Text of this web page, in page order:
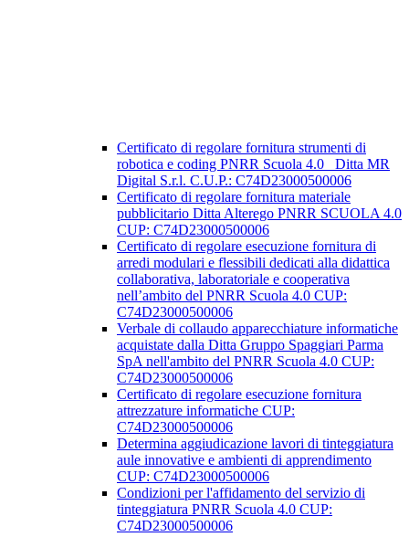
Certificato di regolare fornitura strumenti di
robotica e coding PNRR Scuola 4.0 _Ditta MR
Digital S.r.l. C.U.P.: C74D23000500006
Certificato di regolare fornitura materiale
pubblicitario Ditta Alterego PNRR SCUOLA 4.0
CUP: C74D23000500006
Certificato di regolare esecuzione fornitura di
arredi modulari e flessibili dedicati alla didattica
collaborativa, laboratoriale e cooperativa
nell’ambito del PNRR Scuola 4.0 CUP:
C74D23000500006
Verbale di collaudo apparecchiature informatiche
acquistate dalla Ditta Gruppo Spaggiari Parma
SpA nell'ambito del PNRR Scuola 4.0 CUP:
C74D23000500006
Certificato di regolare esecuzione fornitura
attrezzature informatiche CUP:
C74D23000500006
Determina aggiudicazione lavori di tinteggiatura
aule innovative e ambienti di apprendimento
CUP: C74D23000500006
Condizioni per l'affidamento del servizio di
tinteggiatura PNRR Scuola 4.0 CUP:
C74D23000500006